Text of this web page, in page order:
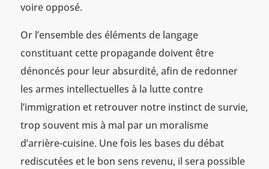
voire opposé.
Or l’ensemble des éléments de langage
constituant cette propagande doivent être
dénoncés pour leur absurdité, afin de redonner
les armes intellectuelles à la lutte contre
l’immigration et retrouver notre instinct de survie,
trop souvent mis à mal par un moralisme
d’arrière-cuisine. Une fois les bases du débat
rediscutées et le bon sens revenu, il sera possible